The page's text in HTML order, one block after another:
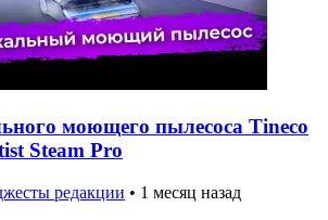
моющего пылесоса Tineco
Steam Pro
редакции • 1 месяц назад